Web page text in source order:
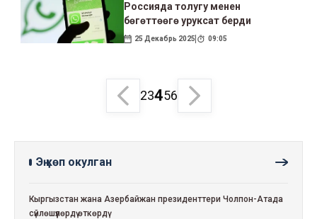
Россияда толугу менен
бөгөттөөгө уруксат берди
25 Декабрь 2025 09:05
23456
Эң көп окулган
Кыргызстан жана Азербайжан президенттери Чолпон-Атада
сүйлөшүүлөрдү өткөрдү